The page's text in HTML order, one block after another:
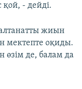
қой, - дейді.
жиын
мектепте оқиды.
өзім де, балам да